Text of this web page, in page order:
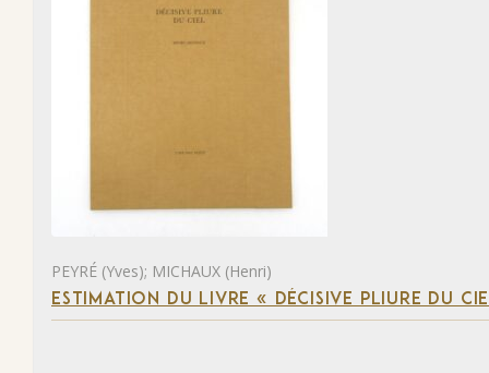
PEYRÉ (Yves); MICHAUX (Henri)
ESTIMATION DU LIVRE « DÉCISIVE PLIURE DU